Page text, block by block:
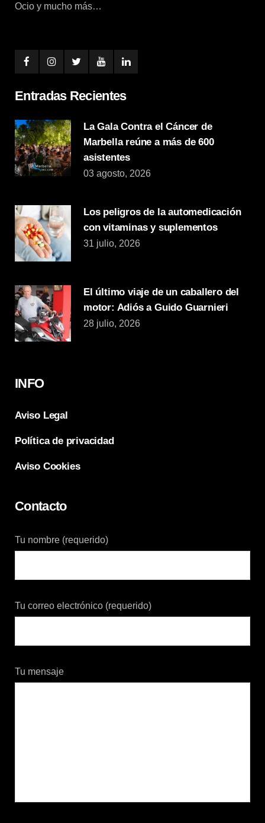
Ocio y mucho más…
Entradas Recientes
La Gala Contra el Cáncer de
Marbella reúne a más de 600
asistentes
03 agosto, 2026
Los peligros de la automedicación
con vitaminas y suplementos
31 julio, 2026
El último viaje de un caballero del
motor: Adiós a Guido Guarnieri
28 julio, 2026
INFO
Aviso Legal
Política de privacidad
Aviso Cookies
Contacto
Tu nombre (requerido)
Tu correo electrónico (requerido)
Tu mensaje